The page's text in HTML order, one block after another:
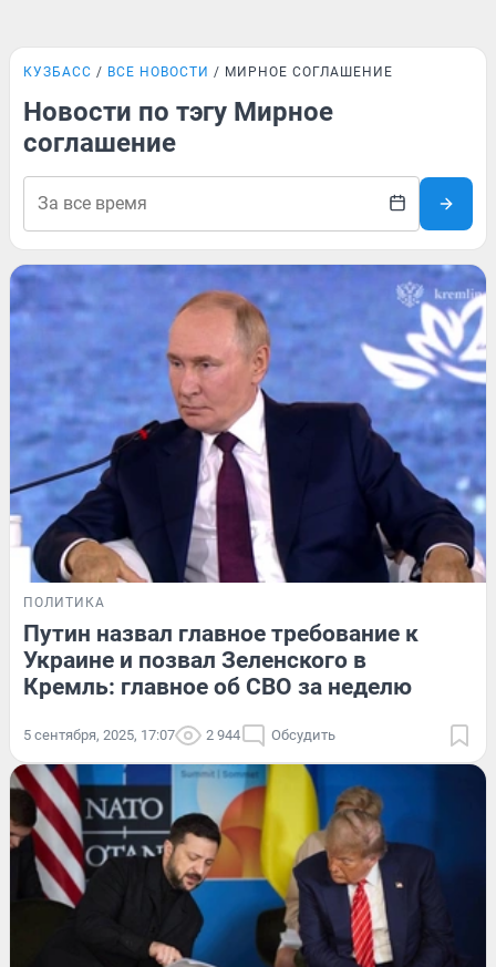
КУЗБАСС ВСЕ НОВОСТИ МИРНОЕ СОГЛАШЕНИЕ
Новости по тэгу Мирное
соглашение
ПОЛИТИКА
Путин назвал главное требование к
Украине и позвал Зеленского в
Кремль: главное об СВО за неделю
5 сентября, 2025, 17:07 2 944 Обсудить